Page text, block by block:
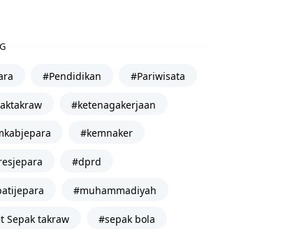
#Pendidikan #Pariwisata
#ketenagakerjaan
#kemnaker
#dprd
#muhammadiyah
Sepak takraw #sepak bola